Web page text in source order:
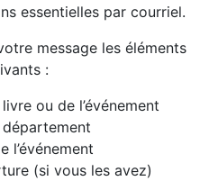
essentielles par courriel.
message les éléments
:
ou de l’événement
l’événement
(si vous les avez)